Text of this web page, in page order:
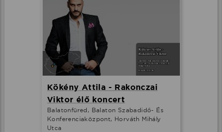
Kökény Attila - Rakonczai
Viktor élő koncert
Balatonfüred, Balaton Szabadidő- És
Konferenciaközpont, Horváth Mihály
Utca